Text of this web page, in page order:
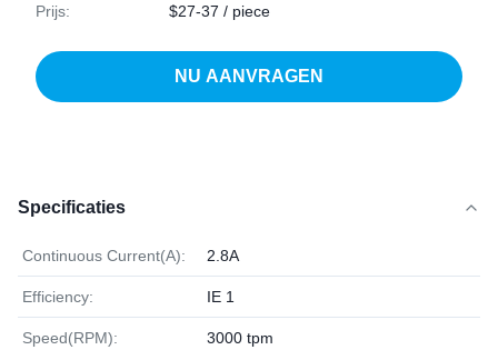
Prijs: $27-37 / piece
NU AANVRAGEN
Specificaties
Continuous Current(A): 2.8A
Efficiency: IE 1
Speed(RPM): 3000 tpm